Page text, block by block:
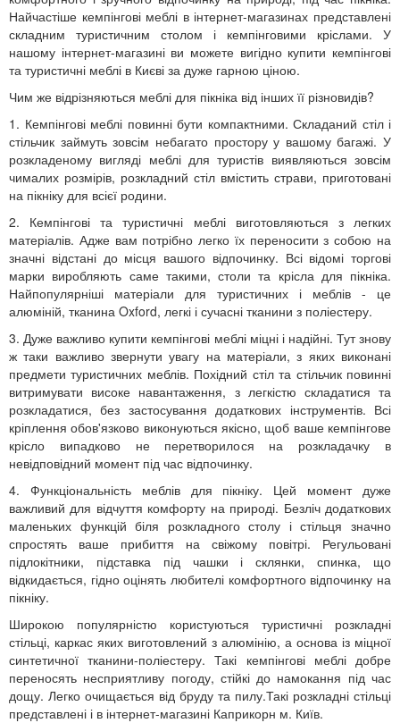
Найчастіше кемпінгові меблі в інтернет-магазинах представлені
складним туристичним столом і кемпінговими кріслами. У
нашому інтернет-магазині ви можете вигідно купити кемпінгові
та туристичні меблі в Києві за дуже гарною ціною.
Чим же відрізняються меблі для пікніка від інших її різновидів?
1. Кемпінгові меблі повинні бути компактними. Складаний стіл і
стільчик займуть зовсім небагато простору у вашому багажі. У
розкладеному вигляді меблі для туристів виявляються зовсім
чималих розмірів, розкладний стіл вмістить страви, приготовані
на пікніку для всієї родини.
2. Кемпінгові та туристичні меблі виготовляються з легких
матеріалів. Адже вам потрібно легко їх переносити з собою на
значні відстані до місця вашого відпочинку. Всі відомі торгові
марки виробляють саме такими, столи та крісла для пікніка.
Найпопулярніші матеріали для туристичних і меблів - це
алюміній, тканина Oxford, легкі і сучасні тканини з поліестеру.
3. Дуже важливо купити кемпінгові меблі міцні і надійні. Тут знову
ж таки важливо звернути увагу на матеріали, з яких виконані
предмети туристичних меблів. Похідний стіл та стільчик повинні
витримувати високе навантаження, з легкістю складатися та
розкладатися, без застосування додаткових інструментів. Всі
кріплення обов'язково виконуються якісно, ​​щоб ваше кемпінгове
крісло випадково не перетворилося на розкладачку в
невідповідний момент під час відпочинку.
4. Функціональність меблів для пікніку. Цей момент дуже
важливий для відчуття комфорту на природі. Безліч додаткових
маленьких функцій біля розкладного столу і стільця значно
спростять ваше прибиття на свіжому повітрі. Регульовані
підлокітники, підставка під чашки і склянки, спинка, що
відкидається, гідно оцінять любителі комфортного відпочинку на
пікніку.
Широкою популярністю користуються туристичні розкладні
стільці, каркас яких виготовлений з алюмінію, а основа із міцної
синтетичної тканини-поліестеру. Такі кемпінгові меблі добре
переносять несприятливу погоду, стійкі до намокання під час
дощу. Легко очищається від бруду та пилу.Такі розкладні стільці
представлені і в інтернет-магазині Каприкорн м. Київ.